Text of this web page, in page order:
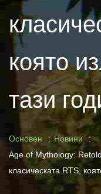
която
тази
Основен
Новини
Age of Mythology:
класическата RTS,